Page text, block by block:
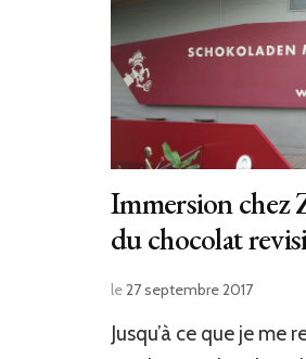
Immersion chez
du chocolat
le27 septembre 2017
Jusqu’à ce que je me